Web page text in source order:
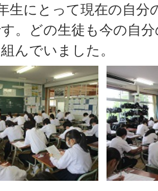
生にとって現在の自分
。どの生徒も今の自
んでいました。